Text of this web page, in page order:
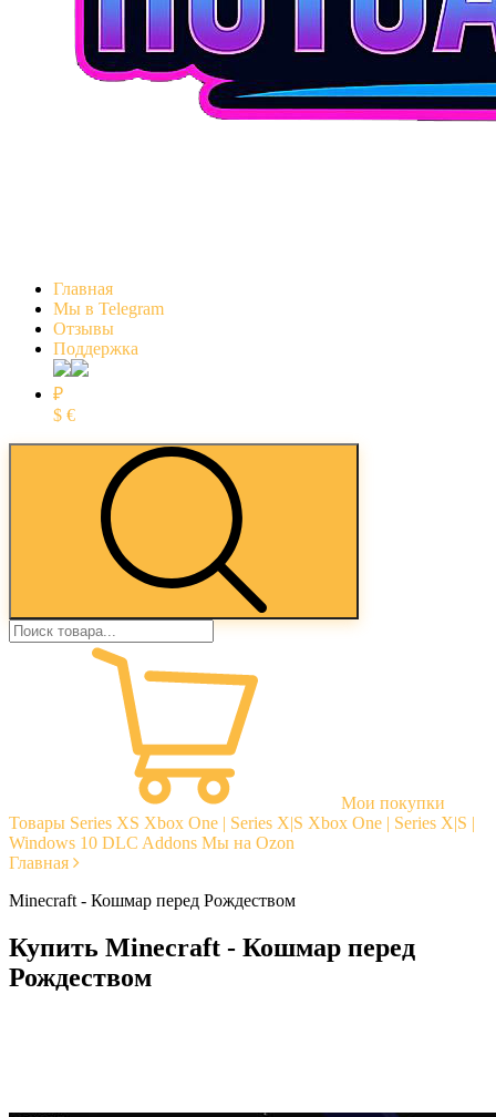
Главная
Мы в Telegram
Отзывы
Поддержка
₽
$ €
Мои покупки
Товары Series XS Xbox One | Series X|S Xbox One | Series X|S |
Windows 10 DLC Addons Мы на Ozon
Главная
Minecraft - Кошмар перед Рождеством
Купить Minecraft - Кошмар перед
Рождеством